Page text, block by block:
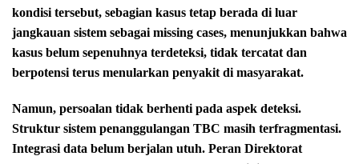
kondisi tersebut, sebagian kasus tetap berada di luar
jangkauan sistem sebagai missing cases, menunjukkan bahwa
kasus belum sepenuhnya terdeteksi, tidak tercatat dan
berpotensi terus menularkan penyakit di masyarakat.
Namun, persoalan tidak berhenti pada aspek deteksi.
Struktur sistem penanggulangan TBC masih terfragmentasi.
Integrasi data belum berjalan utuh. Peran Direktorat